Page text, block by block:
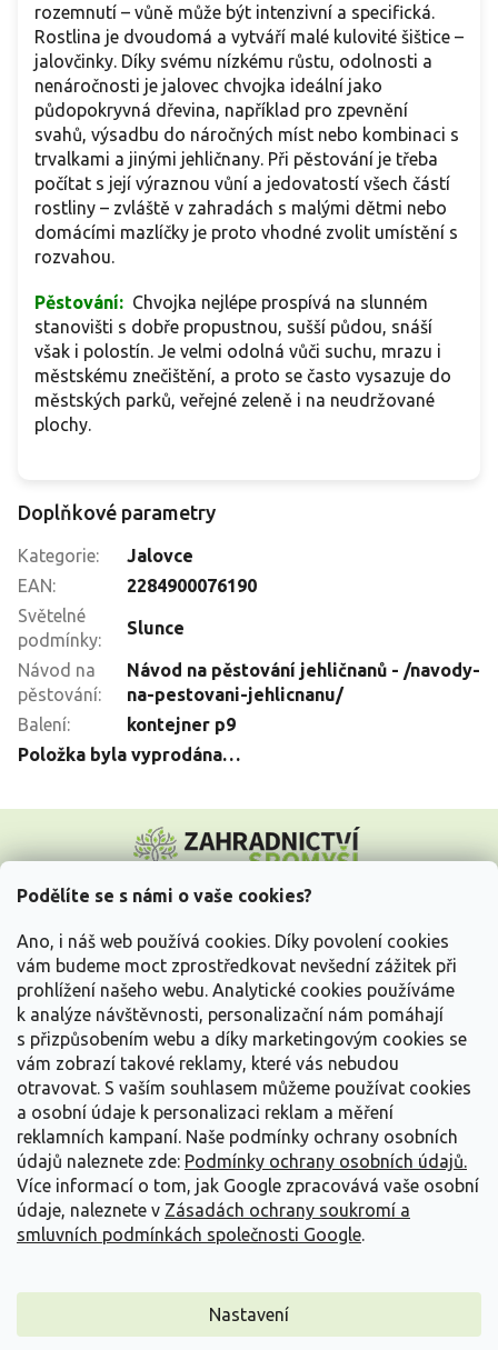
Podělíte se s námi o vaše cookies?
Ano, i náš web používá cookies. Díky povolení cookies
vám budeme moct zprostředkovat nevšední zážitek při
prohlížení našeho webu. Analytické cookies používáme
k analýze návštěvnosti, personalizační nám pomáhají
s přizpůsobením webu a díky marketingovým cookies se
vám zobrazí takové reklamy, které vás nebudou
otravovat. S vaším souhlasem můžeme používat cookies
a osobní údaje k personalizaci reklam a měření
reklamních kampaní. Naše podmínky ochrany osobních
údajů naleznete zde: Podmínky ochrany osobních údajů.
Více informací o tom, jak Google zpracovává vaše osobní
údaje, naleznete v Zásadách ochrany soukromí a
smluvních podmínkách společnosti Google.
Nastavení
rozemnutí – vůně může být intenzivní a specifická.
Rostlina je dvoudomá a vytváří malé kulovité šištice –
jalovčinky. Díky svému nízkému růstu, odolnosti a
nenáročnosti je jalovec chvojka ideální jako
půdopokryvná dřevina, například pro zpevnění
svahů, výsadbu do náročných míst nebo kombinaci s
trvalkami a jinými jehličnany. Při pěstování je třeba
počítat s její výraznou vůní a jedovatostí všech částí
rostliny – zvláště v zahradách s malými dětmi nebo
domácími mazlíčky je proto vhodné zvolit umístění s
rozvahou.
Pěstování: Chvojka nejlépe prospívá na slunném
stanovišti s dobře propustnou, sušší půdou, snáší
však i polostín. Je velmi odolná vůči suchu, mrazu i
městskému znečištění, a proto se často vysazuje do
městských parků, veřejné zeleně i na neudržované
plochy.
Doplňkové parametry
Kategorie:
Jalovce
EAN:
2284900076190
Světelné
podmínky:
Slunce
Návod na
pěstování:
Návod na pěstování jehličnanů - /navody-
na-pestovani-jehlicnanu/
Balení:
kontejner p9
Položka byla vyprodána…
p
Vše o nákupu
Informace pro Vás
Kontakujte nás
Vytvořil Shoptet